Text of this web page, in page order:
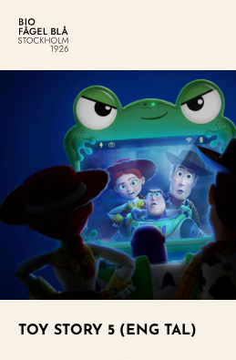
TOY STORY 5 (ENG TAL)